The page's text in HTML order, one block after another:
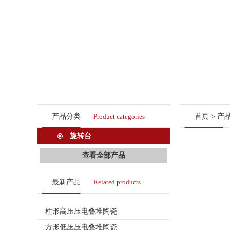
产品分类 Product categories
旋转台
查看全部产品
最新产品 Related products
柱形高压压电叠堆陶瓷
方形低压压电叠堆陶瓷
首页 > 产